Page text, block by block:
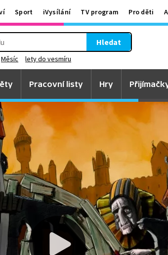
Sport iVysílání TV program Pro děti
Hledat
Měsíc lety do vesmíru
Pracovní listy Hry